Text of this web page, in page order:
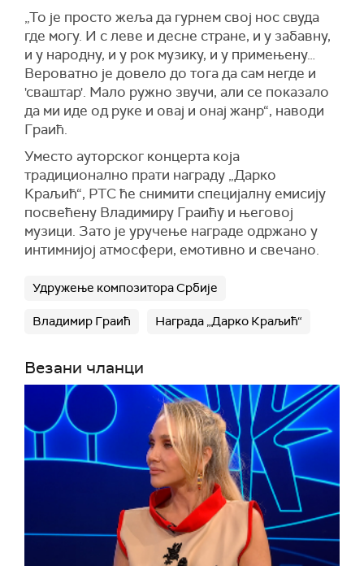
„То је просто жеља да гурнем свој нос свуда
где могу. И с леве и десне стране, и у забавну,
и у народну, и у рок музику, и у примењену…
Вероватно је довело до тога да сам негде и
'сваштар'. Мало ружно звучи, али се показало
да ми иде од руке и овај и онај жанр“, наводи
Граић.
Уместо ауторског концерта која
традиционално прати награду „Дарко
Краљић“, РТС ће снимити специјалну емисију
посвећену Владимиру Граићу и његовој
музици. Зато је уручење награде одржано у
интимнијој атмосфери, емотивно и свечано.
Удружење композитора Србије
Владимир Граић Награда „Дарко Краљић“
Везани чланци